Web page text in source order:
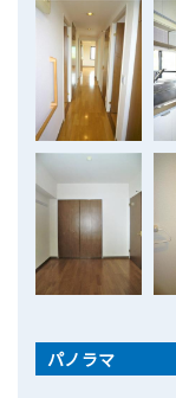
パノラマ